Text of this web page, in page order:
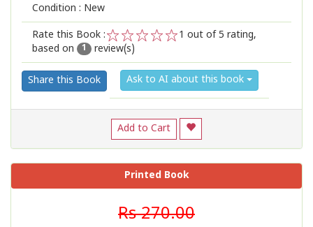
Condition : New
Rate this Book :
2
1
1 out of 5 rating,
based on
1 review(s)
Share this Book Ask to AI about this book
Add to Cart
Printed Book
Rs 270.00